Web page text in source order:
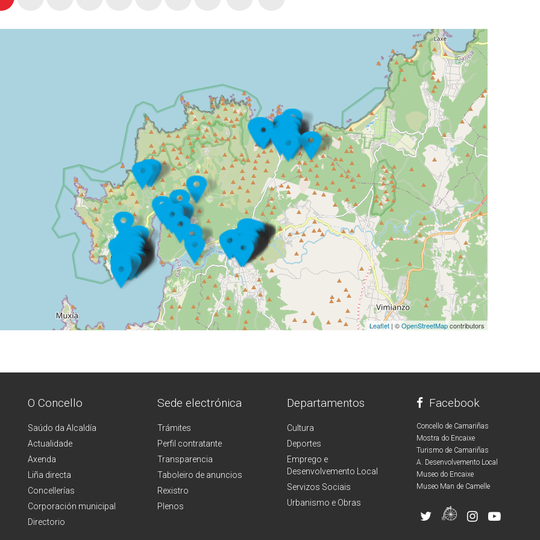
Leaflet | ©OpenStreetMapcontributors
O Concello
Saúdo da Alcaldía
Actualidade
Axenda
Liña directa
Concellerías
Corporación municipal
Directorio
Sede electrónica
Trámites
Perfil contratante
Transparencia
Taboleiro de anuncios
Rexistro
Plenos
Departamentos
Cultura
Deportes
Emprego e
Desenvolvemento Local
Servizos Sociais
Urbanismo e Obras
Facebook
Concello de Camariñas
Mostra do Encaixe
Turismo de Camariñas
A. Desenvolvemento Local
Museo do Encaixe
Museo Man de Camelle